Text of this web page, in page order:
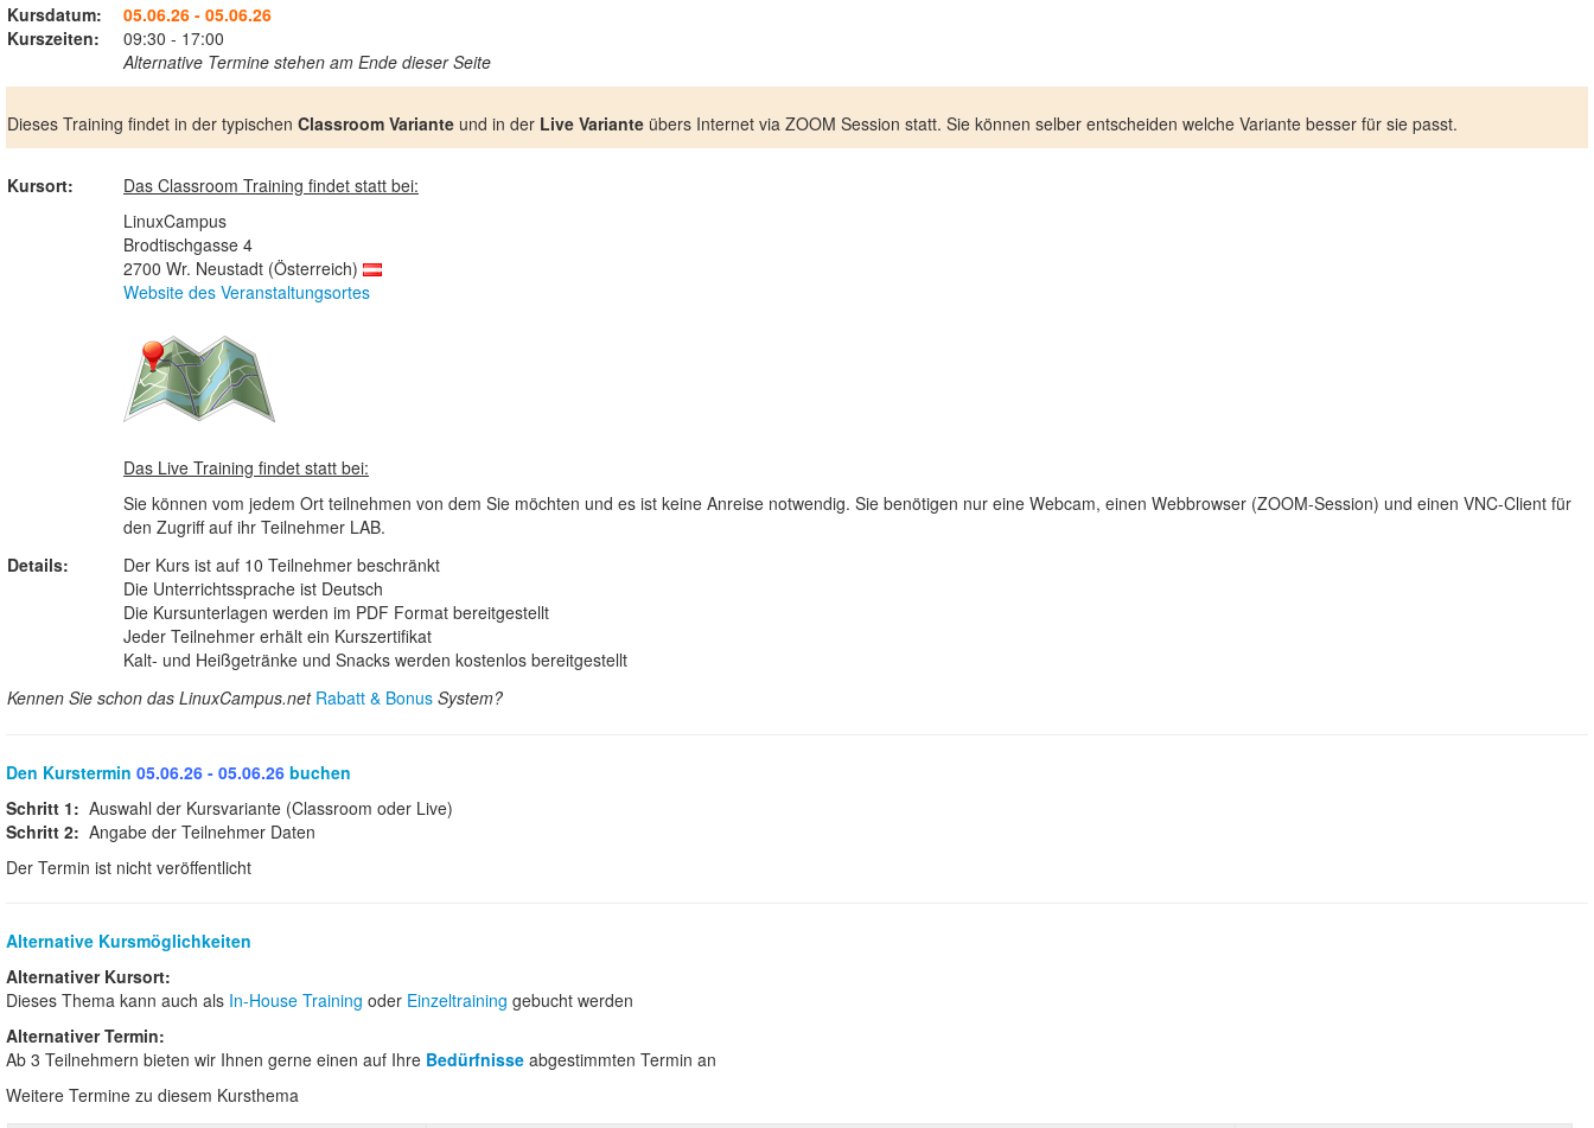
Kursdatum:
Kurszeiten:
05.06.26 - 05.06.26
09:30 - 17:00
Alternative Termine stehen am Ende dieser Seite
Dieses Training findet in der typischen Classroom Variante und in der Live Variante übers Internet via ZOOM Session statt. Sie können selber entscheiden welche Variante besser für sie passt.
Kursort:
Das Classroom Training findet statt bei:
LinuxCampus
Brodtischgasse 4
2700 Wr. Neustadt (Österreich)
Website des Veranstaltungsortes
Das Live Training findet statt bei:
Sie können vom jedem Ort teilnehmen von dem Sie möchten und es ist keine Anreise notwendig. Sie benötigen nur eine Webcam, einen Webbrowser (ZOOM-Session) und einen VNC-Client für
den Zugriff auf ihr Teilnehmer LAB.
Details:
Der Kurs ist auf 10 Teilnehmer beschränkt
Die Unterrichtssprache ist Deutsch
Die Kursunterlagen werden im PDF Format bereitgestellt
Jeder Teilnehmer erhält ein Kurszertifikat
Kalt- und Heißgetränke und Snacks werden kostenlos bereitgestellt
Kennen Sie schon das LinuxCampus.net Rabatt & Bonus System?
Den Kurstermin 05.06.26 - 05.06.26 buchen
Schritt 1: Auswahl der Kursvariante (Classroom oder Live)
Schritt 2: Angabe der Teilnehmer Daten
Der Termin ist nicht veröffentlicht
Alternative Kursmöglichkeiten
Alternativer Kursort:
Dieses Thema kann auch als In-House Training oder Einzeltraining gebucht werden
Alternativer Termin:
Ab 3 Teilnehmern bieten wir Ihnen gerne einen auf Ihre Bedürfnisse abgestimmten Termin an
Weitere Termine zu diesem Kursthema